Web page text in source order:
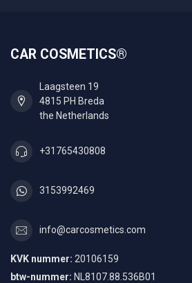
CAR COSMETICS®
Laagsteen 19
4815 PH Breda
the Netherlands
+31765430808
3153992469
info@carcosmetics.com
KVK nummer: 20106159
btw-nummer: NL8107.88.536B01